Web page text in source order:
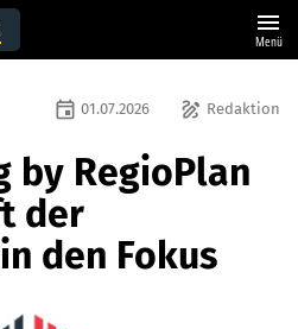
menu
Menü
draw Redaktion
event 01.07.2026
by RegioPlan
der
den Fokus